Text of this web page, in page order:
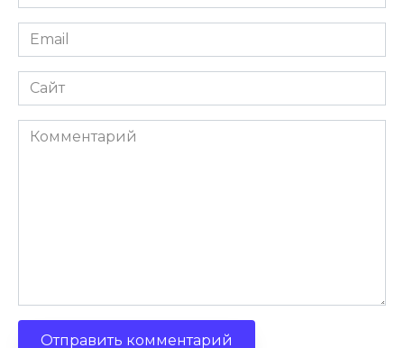
Email
Сайт
Комментарий